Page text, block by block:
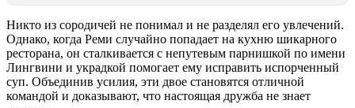
Никто из сородичей не понимал и не разделял его увлечений.
Однако, когда Реми случайно попадает на кухню шикарного
ресторана, он сталкивается с непутевым парнишкой по имени
Лингвини и украдкой помогает ему исправить испорченный
суп. Объединив усилия, эти двое становятся отличной
командой и доказывают, что настоящая дружба не знает